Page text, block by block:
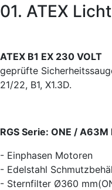
01. ATEX
ATEX B1 EX 230 VOLT
geprüfte
21/22, B1, X1.3D.
RGS Serie: ONE / A63M
- Einphasen Motoren
- Edelstahl
- Sternfilter Ø360